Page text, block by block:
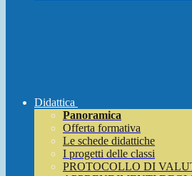
Didattica
Panoramica
Offerta formativa
Le schede didattiche
I progetti delle classi
PROTOCOLLO DI